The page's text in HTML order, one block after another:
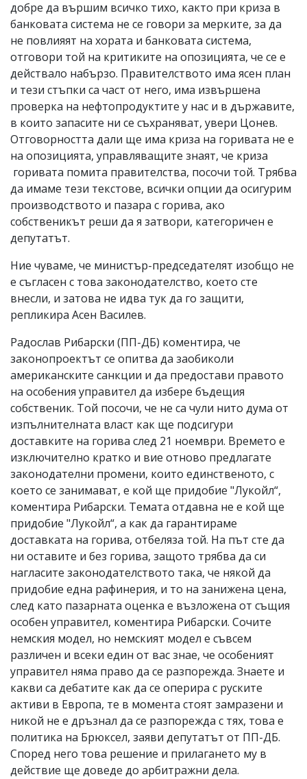
добре да вършим всичко тихо, както при криза в
банковата система не се говори за мерките, за да
не повлияят на хората и банковата система,
отговори той на критиките на опозицията, че се е
действало набързо. Правителството има ясен план
и тези стъпки са част от него, има извършена
проверка на нефтопродуктите у нас и в държавите,
в които запасите ни се съхраняват, увери Цонев.
Отговорността дали ще има криза на горивата не е
на опозицията, управляващите знаят, че криза
горивата помита правителства, посочи той. Трябва
да имаме тези текстове, всички опции да осигурим
производството и пазара с горива, ако
собственикът реши да я затвори, категоричен е
депутатът.
Ние чуваме, че министър-председателят изобщо не
е съгласен с това законодателство, което сте
внесли, и затова не идва тук да го защити,
репликира Асен Василев.
Радослав Рибарски (ПП-ДБ) коментира, че
законопроектът се опитва да заобиколи
американските санкции и да предостави правото
на особения управител да избере бъдещия
собственик. Той посочи, че не са чули нито дума от
изпълнителната власт как ще подсигури
доставките на горива след 21 ноември. Времето е
изключително кратко и вие отново предлагате
законодателни промени, които единственото, с
което се занимават, е кой ще придобие "Лукойл“,
коментира Рибарски. Темата отдавна не е кой ще
придобие "Лукойл“, а как да гарантираме
доставката на горива, отбеляза той. На път сте да
ни оставите и без горива, защото трябва да си
нагласите законодателството така, че някой да
придобие една рафинерия, и то на занижена цена,
след като пазарната оценка е възложена от същия
особен управител, коментира Рибарски. Сочите
немския модел, но немският модел е съвсем
различен и всеки един от вас знае, че особеният
управител няма право да се разпорежда. Знаете и
какви са дебатите как да се оперира с руските
активи в Европа, те в момента стоят замразени и
никой не е дръзнал да се разпорежда с тях, това е
политика на Брюксел, заяви депутатът от ПП-ДБ.
Според него това решение и прилагането му в
действие ще доведе до арбитражни дела.